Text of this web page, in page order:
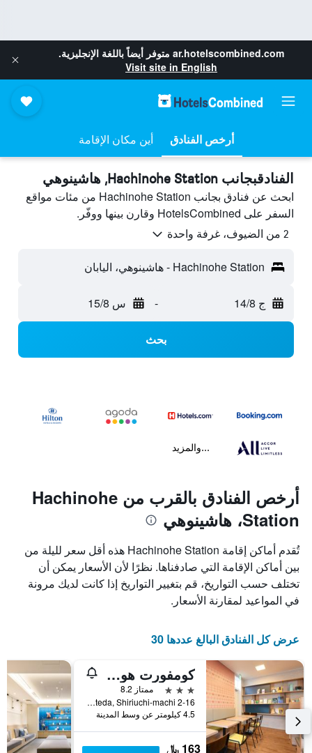
ar.hotelscombined.com متوفر أيضاً باللغة الإنجليزية.
Visit site in English
أرخص الفنادق أين مكان الإقامة
الفنادقبجانب Hachinohe Station, هاشينوهي
ابحث عن فنادق بجانب Hachinohe Station من مئات مواقع
السفر على HotelsCombined وقارن بينها ووفّر.
2 من الضيوف، غرفة واحدة
Hachinohe Station - هاشينوهي، اليابان
ج 14/8 - س 15/8
بحث
...والمزيد
أرخص الفنادق بالقرب من Hachinohe
Station، هاشينوهي
تُقدم أماكن إقامة Hachinohe Station هذه أقل سعر لليلة من
بين أماكن الإقامة التي صادفناها. نظرًا لأن الأسعار يمكن أن
تختلف حسب التواريخ، قم بتغيير التواريخ إذا كانت لديك مرونة
في المواعيد لمقارنة الأسعار.
عرض كل الفنادق البالغ عددها 30
كومفورت هوتل هاشينوهي
3 نجوم
ممتاز 8.2
2-16 Tateda, Shiriuchi-machi, هاشينوهي, اليابان
4.5 كيلومتر عن وسط المدينة
163 ﷼